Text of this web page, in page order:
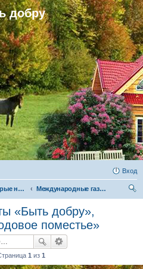
добру
Вход
Хорошие, добрые новости и их распространение в обществе
Международные газеты «Быть добру», «Родная газета» и «Родовое поместье»
«Быть добру»,
поместье»
1 из 1